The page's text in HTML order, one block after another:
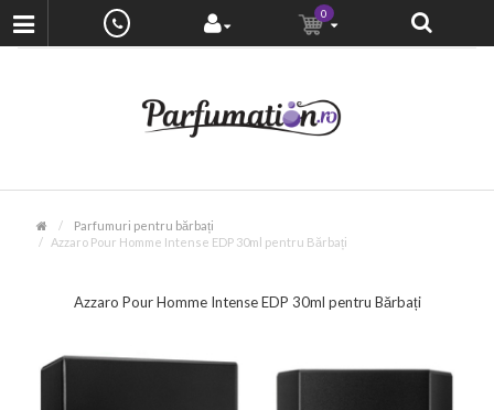
0
Parfumuri pentru bărbați
Azzaro Pour Homme Intense EDP 30ml pentru Bărbați
Azzaro Pour Homme Intense EDP 30ml pentru Bărbați